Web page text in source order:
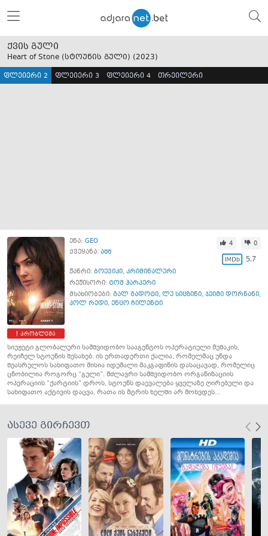
ქვის გული
Heart of Stone (სტოუნის გული) (2023)
ფლეიერი 2 ფლეიერი 3 ფლეიერი 4 თრეილერი
პრობლემა
ენა: GEO
ქვეყანა: აშშ
4 0
5.7
ჟანრი: ბოევიკი, კრიმინალური
რეჟისორი: ტომ ჰარპერი
მსახიობები: გალ გადოტი, ლუ სიცზინი, ჯეიმი დორნანი,
პოლ რედი, ენცო ჩილენტი
სიუჟეტი გლობალური სამშვიდობო სააგენტოს ოპერატიული მუშაკის,
რეიჩელ სტოუნის შესახებ. ის ერთადერთი ქალია, რომელმაც უნდა
შეასრულოს სახიფათო მისია იდუმალი მაკგაფინის დასაცავად, რომელიც
ცნობილია როგორც “გული”. მძლავრი სამშვიდობო ორგანიზაციის
ოპერაციის “ქარტიის” დროს, სტოუნს დაევალება ყველაზე ღირებული და
სახიფათო აქტივის დაცვა, რათა ის მტრის ხელში არ მოხვდეს…
ასევე გირჩევთ